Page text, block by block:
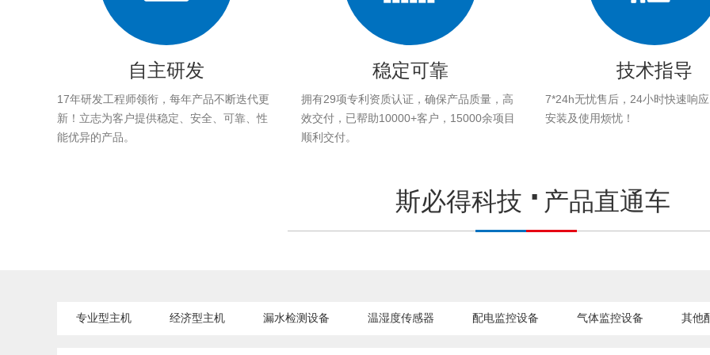
自主研发
17年研发工程师领衔，每年产品不断迭代更
新！立志为客户提供稳定、安全、可靠、性
能优异的产品。
稳定可靠
拥有29项专利资质认证，确保产品质量，高
效交付，已帮助10000+客户，15000余项目
顺利交付。
技术指导
7*24h无忧售后，24小时快速响
安装及使用烦忧！
斯必得科技 产品直通车
专业型主机 经济型主机 漏水检测设备 温湿度传感器 配电监控设备 气体监控设备 其他